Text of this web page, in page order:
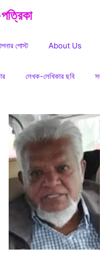
পোস্ট About Us
লেখক-লেখিকার ছবি